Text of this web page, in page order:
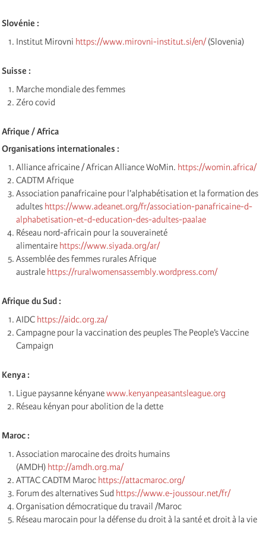
Slovénie :
Institut Mirovni https://www.mirovni-institut.si/en/(Slovenia)
Suisse :
Marche mondiale des femmes
Zéro covid
Afrique / Africa
Organisations internationales :
Alliance africaine / African Alliance WoMin. https://womin.africa/
CADTM Afrique
Association panafricaine pour l’alphabétisation et la formation des
adultes https://www.adeanet.org/fr/association-panafricaine-d-
alphabetisation-et-d-education-des-adultes-paalae
Réseau nord-africain pour la souveraineté
alimentaire https://www.siyada.org/ar/
Assemblée des femmes rurales Afrique
australe https://ruralwomensassembly.wordpress.com/
Afrique du Sud :
AIDC https://aidc.org.za/
Campagne pour la vaccination des peuples The People’s Vaccine
Campaign
Kenya :
Ligue paysanne kényanewww.kenyanpeasantsleague.org
Réseau kényan pour abolition de la dette
Maroc :
Association marocaine des droits humains
(AMDH) http://amdh.org.ma/
ATTAC CADTM Maroc https://attacmaroc.org/
Forum des alternatives Sud https://www.e-joussour.net/fr/
Organisation démocratique du travail /Maroc
Réseau marocain pour la défense du droit à la santé et droit à la vie